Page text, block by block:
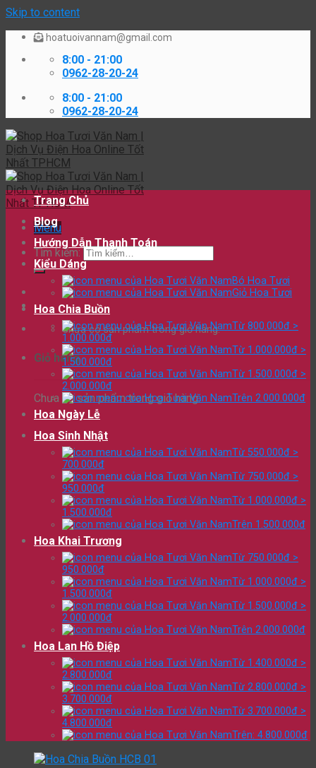
Skip to content
hoatuoivannam@gmail.com
8:00 - 21:00
0962-28-20-24
8:00 - 21:00
0962-28-20-24
Menu
Tìm kiếm:
Chưa có sản phẩm trong giỏ hàng.
Giỏ hàng
Chưa có sản phẩm trong giỏ hàng.
Trang Chủ
Blog
Hướng Dẫn Thanh Toán
Kiểu Dáng
Bó Hoa Tươi
Giỏ Hoa Tươi
Hoa Chia Buồn
Từ 800.000đ >
1.000.000đ
Từ 1.000.000đ >
1.500.000đ
Từ 1.500.000đ >
2.000.000đ
Trên 2.000.000đ
Hoa Ngày Lễ
Hoa Sinh Nhật
Từ 550.000đ >
700.000đ
Từ 750.000đ >
950.000đ
Từ 1.000.000đ >
1.500.000đ
Trên 1.500.000đ
Hoa Khai Trương
Từ 750.000đ >
950.000đ
Từ 1.000.000đ >
1.500.000đ
Từ 1.500.000đ >
2.000.000đ
Trên 2.000.000đ
Hoa Lan Hồ Điệp
Từ 1.400.000đ >
2.800.000đ
Từ 2.800.000đ >
3.700.000đ
Từ 3.700.000đ >
4.800.000đ
Trên: 4.800.000đ